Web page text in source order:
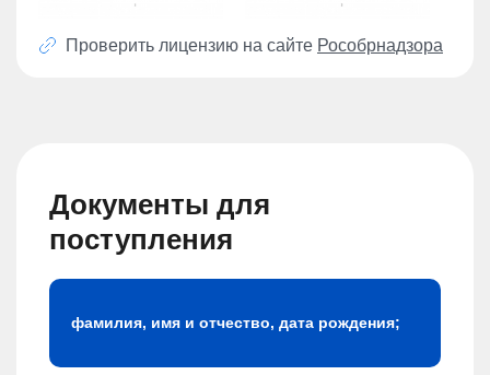
Проверить лицензию на сайте Рособрнадзора
Документы для
поступления
фамилия, имя и отчество, дата рождения;